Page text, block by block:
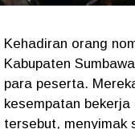
Kehadiran orang
Kabupaten
para peserta.
kesempatan
tersebut, menyimak